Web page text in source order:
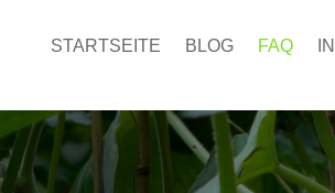
STARTSEITE BLOG FAQ